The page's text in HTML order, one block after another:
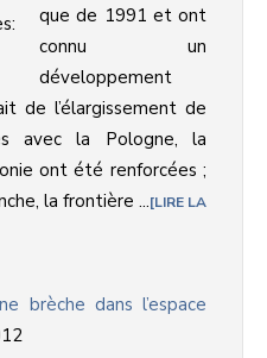
que de 1991 et ont
connu un
développement
de l’élargissement de
avec la Pologne, la
ont été renforcées ;
la frontière ... LIRE LA
brèche dans l’espace